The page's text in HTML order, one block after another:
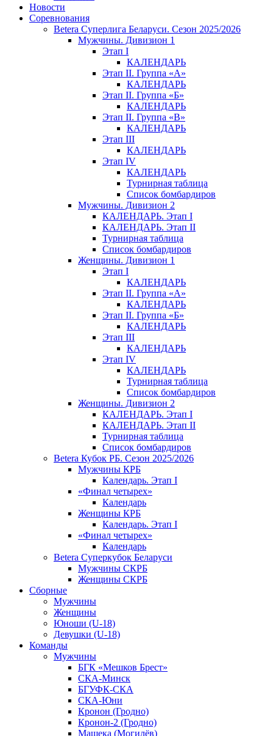
Новости
Соревнования
Betera Суперлига Беларуси. Сезон 2025/2026
Мужчины. Дивизион 1
Этап I
КАЛЕНДАРЬ
Этап II. Группа «А»
КАЛЕНДАРЬ
Этап II. Группа «Б»
КАЛЕНДАРЬ
Этап II. Группа «В»
КАЛЕНДАРЬ
Этап III
КАЛЕНДАРЬ
Этап IV
КАЛЕНДАРЬ
Турнирная таблица
Список бомбардиров
Мужчины. Дивизион 2
КАЛЕНДАРЬ. Этап I
КАЛЕНДАРЬ. Этап II
Турнирная таблица
Список бомбардиров
Женщины. Дивизион 1
Этап I
КАЛЕНДАРЬ
Этап II. Группа «А»
КАЛЕНДАРЬ
Этап II. Группа «Б»
КАЛЕНДАРЬ
Этап III
КАЛЕНДАРЬ
Этап IV
КАЛЕНДАРЬ
Турнирная таблица
Список бомбардиров
Женщины. Дивизион 2
КАЛЕНДАРЬ. Этап I
КАЛЕНДАРЬ. Этап II
Турнирная таблица
Список бомбардиров
Betera Кубок РБ. Сезон 2025/2026
Мужчины КРБ
Календарь. Этап I
«Финал четырех»
Календарь
Женщины КРБ
Календарь. Этап I
«Финал четырех»
Календарь
Betera Суперкубок Беларуси
Мужчины СКРБ
Женщины СКРБ
Сборные
Мужчины
Женщины
Юноши (U-18)
Девушки (U-18)
Команды
Мужчины
БГК «Мешков Брест»
СКА-Минск
БГУФК-СКА
СКА-Юни
Кронон (Гродно)
Кронон-2 (Гродно)
Машека (Могилёв)